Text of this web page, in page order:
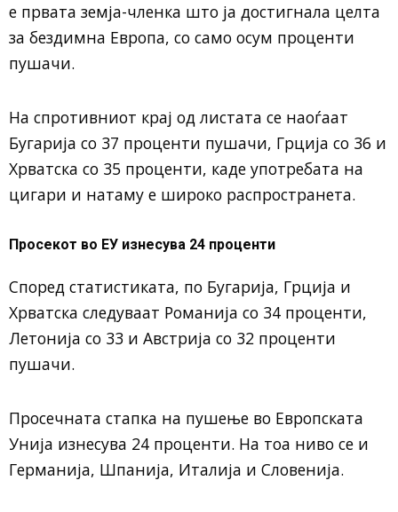
е првата земја-членка што ја достигнала целта
за бездимна Европа, со само осум проценти
пушачи.
На спротивниот крај од листата се наоѓаат
Бугарија со 37 проценти пушачи, Грција со 36 и
Хрватска со 35 проценти, каде употребата на
цигари и натаму е широко распространета.
Просекот во ЕУ изнесува 24 проценти
Според статистиката, по Бугарија, Грција и
Хрватска следуваат Романија со 34 проценти,
Летонија со 33 и Австрија со 32 проценти
пушачи.
Просечната стапка на пушење во Европската
Унија изнесува 24 проценти. На тоа ниво се и
Германија, Шпанија, Италија и Словенија.